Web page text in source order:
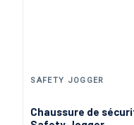
SAFETY JOGGER
Chaussure de